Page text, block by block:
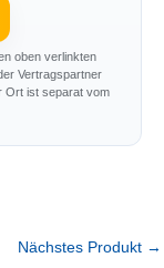
oben verlinkten
Vertragspartner
Ort ist separat vom
Nächstes Produkt →